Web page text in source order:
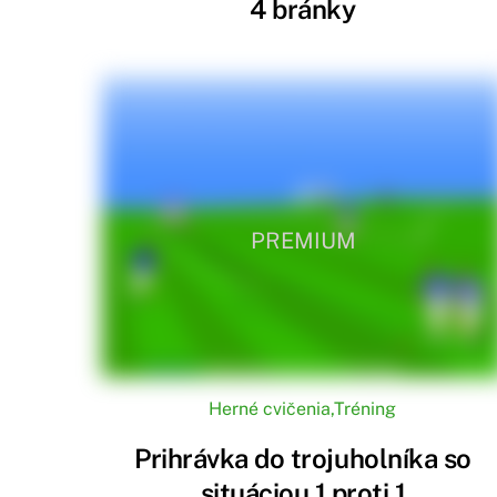
4 bránky
PREMIUM
Herné cvičenia,Tréning
Prihrávka do trojuholníka so